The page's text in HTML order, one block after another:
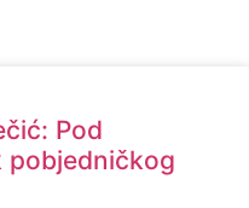
Pod
pobjedničkog